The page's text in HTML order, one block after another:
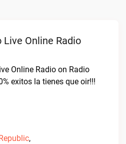
Online Radio
Online Radio on Radio
exitos la tienes que oir!!!
,